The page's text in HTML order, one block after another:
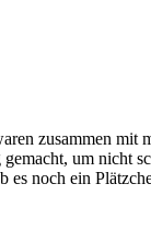
zusammen
um nicht
noch ein